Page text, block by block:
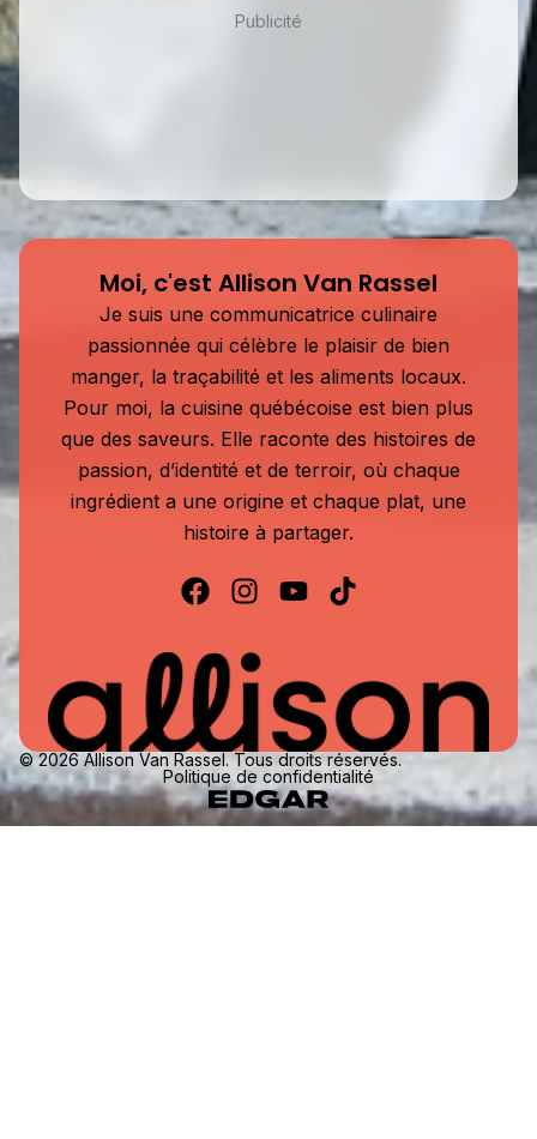
Publicité
Moi, c'est Allison Van Rassel
Je suis une communicatrice culinaire
passionnée qui célèbre le plaisir de bien
manger, la traçabilité et les aliments locaux.
Pour moi, la cuisine québécoise est bien plus
que des saveurs. Elle raconte des histoires de
passion, d’identité et de terroir, où chaque
ingrédient a une origine et chaque plat, une
histoire à partager.
© 2026 Allison Van Rassel. Tous droits réservés.
Politique de confidentialité